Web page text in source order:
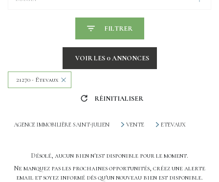
FILTRER
VOIR LES 0ANNONCES
21270 - Étevaux
RÉINITIALISER
AGENCE IMMOBILIÈRE SAINT-JULIEN VENTE ETEVAUX
Désolé, aucun bien n'est disponible pour le moment.
Ne manquez pas les prochaines opportunités, créez une alerte
email et soyez informé dès qu'un nouveau bien est disponible.